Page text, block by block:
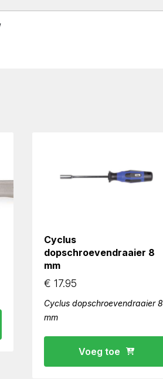
Cyclus
dopschroevendraaier 8
mm
€ 17.95
Cyclus dopschroevendraaier 8
mm
Voeg toe